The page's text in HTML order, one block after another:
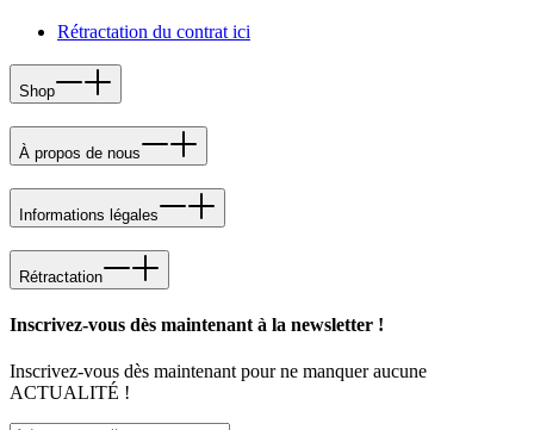
Rétractation du contrat ici
Shop
À propos de nous
Informations légales
Rétractation
Inscrivez-vous dès maintenant à la newsletter !
Inscrivez-vous dès maintenant pour ne manquer aucune
ACTUALITÉ !